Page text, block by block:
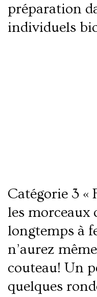
préparation
individuels
Catégorie 3 «
les morceaux
longtemps à
n’aurez
couteau! Un
quelques